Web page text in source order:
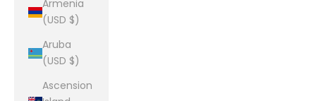
Armenia
(USD $)
Aruba
(USD $)
Ascension